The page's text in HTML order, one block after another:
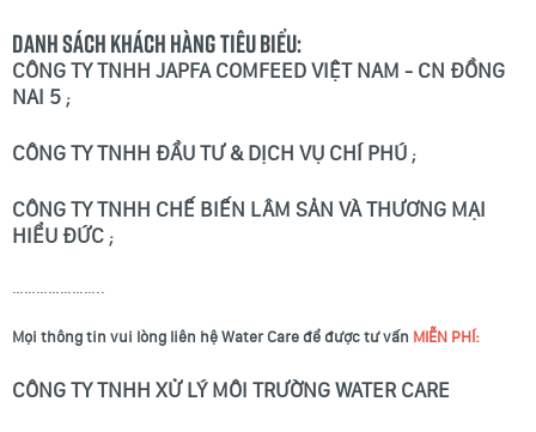
Danh sách khách hàng tiêu biểu:
CÔNG TY TNHH JAPFA COMFEED VIỆT NAM - CN ĐỒNG
NAI 5 ;
CÔNG TY TNHH ĐẦU TƯ & DỊCH VỤ CHÍ PHÚ ;
CÔNG TY TNHH CHẾ BIẾN LÂM SẢN VÀ THƯƠNG MẠI
HIỂU ĐỨC ;
…………………..
Mọi thông tin vui lòng liên hệ Water Care để được tư vấn MIỄN PHÍ:
CÔNG TY TNHH XỬ LÝ MÔI TRƯỜNG WATER CARE